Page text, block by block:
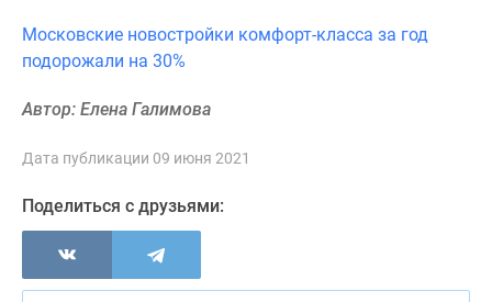
новостроек
Эксперты
авторы
проекте
Контакты
Реклама
сайте
Московские новостройки комфорт-класса за год
подорожали на 30%
Автор: Елена Галимова
Дата публикации 09 июня 2021
Поделиться с друзьями: